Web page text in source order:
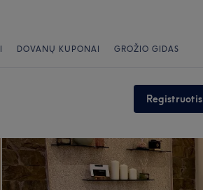
DOVANŲ KUPONAI GROŽIO GIDAS
Registruotis